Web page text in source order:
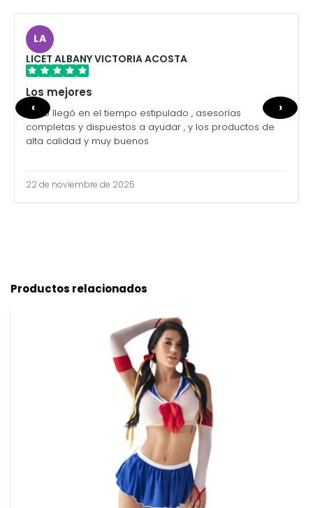
LA
LICET ALBANY VICTORIA ACOSTA
Los mejores
Todo llegó en el tiempo estipulado , asesorías
completas y dispuestos a ayudar , y los productos de
alta calidad y muy buenos
22 de noviembre de 2025
‹ ›
Productos relacionados